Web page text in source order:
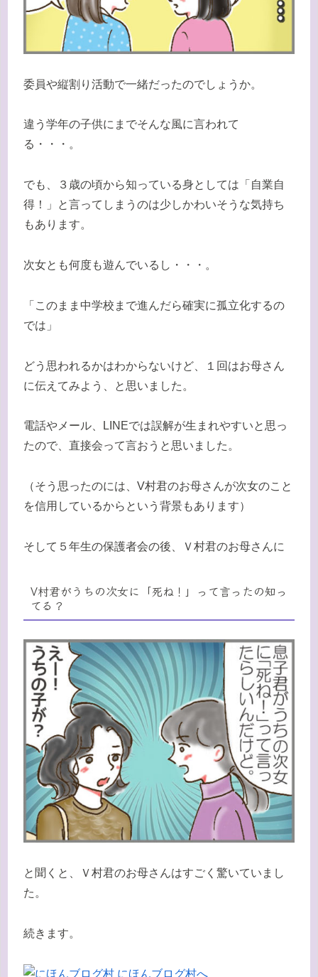
委員や縦割り活動で一緒だったのでしょうか。
違う学年の子供にまでそんな風に言われて
る・・・。
でも、３歳の頃から知っている身としては「自業自
得！」と言ってしまうのは少しかわいそうな気持ち
もあります。
次女とも何度も遊んでいるし・・・。
「このまま中学校まで進んだら確実に孤立化するの
では」
どう思われるかはわからないけど、１回はお母さん
に伝えてみよう、と思いました。
電話やメール、LINEでは誤解が生まれやすいと思っ
たので、直接会って言おうと思いました。
（そう思ったのには、V村君のお母さんが次女のこと
を信用しているからという背景もあります）
そして５年生の保護者会の後、Ｖ村君のお母さんに
V村君がうちの次女に「死ね！」って言ったの知っ
てる？
と聞くと、Ｖ村君のお母さんはすごく驚いていまし
た。
続きます。